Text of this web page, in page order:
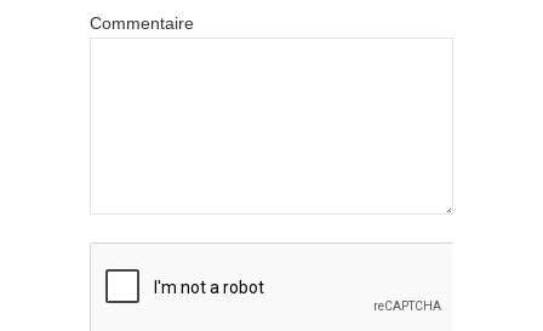
Commentaire